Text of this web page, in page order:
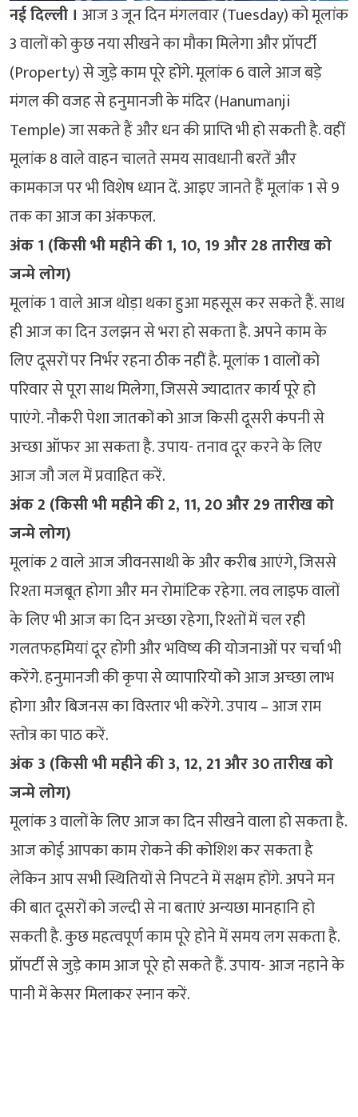
नई दिल्‍ली । आज 3 जून दिन मंगलवार (Tuesday) को मूलांक
3 वालों को कुछ नया सीखने का मौका मिलेगा और प्रॉपर्टी
(Property) से जुड़े काम पूरे होंगे. मूलांक 6 वाले आज बड़े
मंगल की वजह से हनुमानजी के मंदिर (Hanumanji
Temple) जा सकते हैं और धन की प्राप्ति भी हो सकती है. वहीं
मूलांक 8 वाले वाहन चालते समय सावधानी बरतें और
कामकाज पर भी विशेष ध्यान दें. आइए जानते हैं मूलांक 1 से 9
तक का आज का अंकफल.
अंक 1 (किसी भी महीने की 1, 10, 19 और 28 तारीख को
जन्मे लोग)
मूलांक 1 वाले आज थोड़ा थका हुआ महसूस कर सकते हैं. साथ
ही आज का दिन उलझन से भरा हो सकता है. अपने काम के
लिए दूसरों पर निर्भर रहना ठीक नहीं है. मूलांक 1 वालों को
परिवार से पूरा साथ मिलेगा, जिससे ज्यादातर कार्य पूरे हो
पाएंगे. नौकरी पेशा जातकों को आज किसी दूसरी कंपनी से
अच्छा ऑफर आ सकता है. उपाय- तनाव दूर करने के लिए
आज जौ जल में प्रवाहित करें.
अंक 2 (किसी भी महीने की 2, 11, 20 और 29 तारीख को
जन्मे लोग)
मूलांक 2 वाले आज जीवनसाथी के और करीब आएंगे, जिससे
रिश्ता मजबूत होगा और मन रोमांटिक रहेगा. लव लाइफ वालों
के लिए भी आज का दिन अच्छा रहेगा, रिश्तों में चल रही
गलतफहमियां दूर होंगी और भविष्य की योजनाओं पर चर्चा भी
करेंगे. हनुमानजी की कृपा से व्यापारियों को आज अच्छा लाभ
होगा और बिजनस का विस्तार भी करेंगे. उपाय – आज राम
स्तोत्र का पाठ करें.
अंक 3 (किसी भी महीने की 3, 12, 21 और 30 तारीख को
जन्मे लोग)
मूलांक 3 वालों के लिए आज का दिन सीखने वाला हो सकता है.
आज कोई आपका काम रोकने की कोशिश कर सकता है
लेकिन आप सभी स्थितियों से निपटने में सक्षम होंगे. अपने मन
की बात दूसरों को जल्दी से ना बताएं अन्यछा मानहानि हो
सकती है. कुछ महत्वपूर्ण काम पूरे होने में समय लग सकता है.
प्रॉपर्टी से जुड़े काम आज पूरे हो सकते हैं. उपाय- आज नहाने के
पानी में केसर मिलाकर स्नान करें.